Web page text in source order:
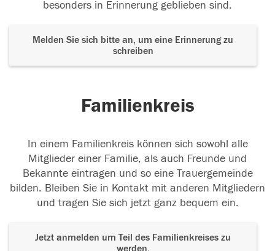
besonders in Erinnerung geblieben sind.
Melden Sie sich bitte an, um eine Erinnerung zu
schreiben
Familienkreis
In einem Familienkreis können sich sowohl alle
Mitglieder einer Familie, als auch Freunde und
Bekannte eintragen und so eine Trauergemeinde
bilden. Bleiben Sie in Kontakt mit anderen Mitgliedern
und tragen Sie sich jetzt ganz bequem ein.
Jetzt anmelden um Teil des Familienkreises zu
werden.